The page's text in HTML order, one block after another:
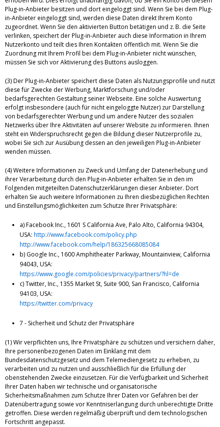
Plug-in-Anbieter besitzen und dort eingeloggt sind. Wenn Sie bei dem Plug-
in-Anbieter eingeloggt sind, werden diese Daten direkt Ihrem Konto
zugeordnet. Wenn Sie den aktivierten Button betätigen und z. B. die Seite
verlinken, speichert der Plug-in-Anbieter auch diese Information in Ihrem
Nutzerkonto und teilt dies Ihren Kontakten öffentlich mit. Wenn Sie die
Zuordnung mit Ihrem Profil bei dem Plug-in-Anbieter nicht wünschen,
müssen Sie sich vor Aktivierung des Buttons ausloggen.
(3) Der Plug-in-Anbieter speichert diese Daten als Nutzungsprofile und nutzt
diese für Zwecke der Werbung, Marktforschung und/oder
bedarfsgerechten Gestaltung seiner Webseite. Eine solche Auswertung
erfolgt insbesondere (auch für nicht eingeloggte Nutzer) zur Darstellung
von bedarfsgerechter Werbung und um andere Nutzer des sozialen
Netzwerks über Ihre Aktivitäten auf unserer Website zu informieren. Ihnen
steht ein Widerspruchsrecht gegen die Bildung dieser Nutzerprofile zu,
wobei Sie sich zur Ausübung dessen an den jeweiligen Plug-in-Anbieter
wenden müssen.
(4) Weitere Informationen zu Zweck und Umfang der Datenerhebung und
ihrer Verarbeitung durch den Plug-in-Anbieter erhalten Sie in den im
Folgenden mitgeteilten Datenschutzerklärungen dieser Anbieter. Dort
erhalten Sie auch weitere Informationen zu Ihren diesbezüglichen Rechten
und Einstellungsmöglichkeiten zum Schutze Ihrer Privatsphäre:
a) Facebook Inc., 1601 S California Ave, Palo Alto, California 94304,
USA: http://www.facebook.com/policy.php
http://www.facebook.com/help/186325668085084
b) Google Inc., 1600 Amphitheater Parkway, Mountainview, California
94043, USA:
https://www.google.com/policies/privacy/partners/?hl=de
c) Twitter, Inc., 1355 Market St, Suite 900, San Francisco, California
94103, USA:
https://twitter.com/privacy
7 - Sicherheit und Schutz der Privatsphäre
(1) Wir verpflichten uns, Ihre Privatsphäre zu schützen und versichern daher,
Ihre personenbezogenen Daten im Einklang mit dem
Bundesdatenschutzgesetz und dem Telemediengesetz zu erheben, zu
verarbeiten und zu nutzen und ausschließlich für die Erfüllung der
obenstehenden Zwecke einzusetzen. Für die Verfügbarkeit und Sicherheit
Ihrer Daten haben wir technische und organisatorische
Sicherheitsmaßnahmen zum Schutze Ihrer Daten vor Gefahren bei der
Datenübertragung sowie vor Kenntniserlangung durch unberechtigte Dritte
getroffen. Diese werden regelmäßig überprüft und dem technologischen
Fortschritt angepasst.